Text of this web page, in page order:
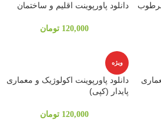
مرطوب دانلود پاورپوینت اقلیم و ساختمان
120,000 تومان
ویژه
دانلود پاورپوینت اکولوژیک و معماری
پایدار (کپی)
120,000 تومان